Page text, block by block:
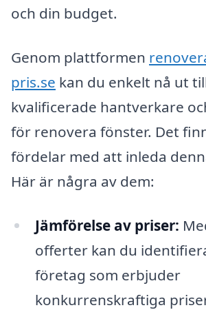
och din budget.
Genom plattformen
pris.se kan du enkelt nå ut
kvalificerade hantverkare
för renovera fönster. Det
fördelar med att inleda
Här är några av dem:
Jämförelse av priser:
offerter kan du
företag som erbjuder
konkurrenskraftiga